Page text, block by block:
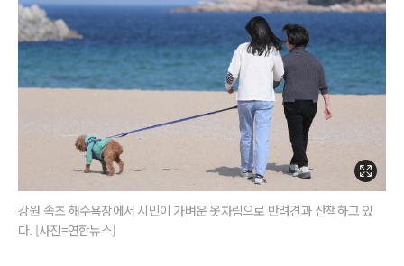
강원 속초 해수욕장에서 시민이 가벼운 옷차림으로 반려견과 산책하고 있
다. [사진=연합뉴스]